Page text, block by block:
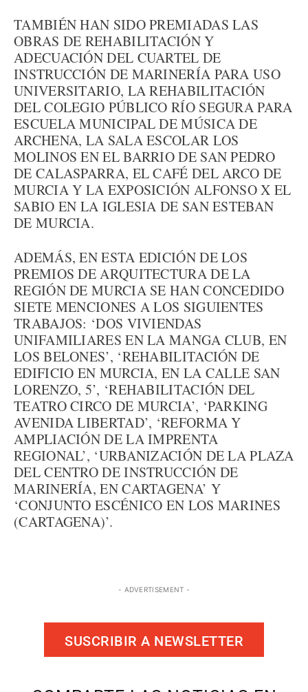
TAMBIÉN HAN SIDO PREMIADAS LAS
OBRAS DE REHABILITACIÓN Y
ADECUACIÓN DEL CUARTEL DE
INSTRUCCIÓN DE MARINERÍA PARA USO
UNIVERSITARIO, LA REHABILITACIÓN
DEL COLEGIO PÚBLICO RÍO SEGURA PARA
ESCUELA MUNICIPAL DE MÚSICA DE
ARCHENA, LA SALA ESCOLAR LOS
MOLINOS EN EL BARRIO DE SAN PEDRO
DE CALASPARRA, EL CAFÉ DEL ARCO DE
MURCIA Y LA EXPOSICIÓN ALFONSO X EL
SABIO EN LA IGLESIA DE SAN ESTEBAN
DE MURCIA.
ADEMÁS, EN ESTA EDICIÓN DE LOS
PREMIOS DE ARQUITECTURA DE LA
REGIÓN DE MURCIA SE HAN CONCEDIDO
SIETE MENCIONES A LOS SIGUIENTES
TRABAJOS: ‘DOS VIVIENDAS
UNIFAMILIARES EN LA MANGA CLUB, EN
LOS BELONES’, ‘REHABILITACIÓN DE
EDIFICIO EN MURCIA, EN LA CALLE SAN
LORENZO, 5’, ‘REHABILITACIÓN DEL
TEATRO CIRCO DE MURCIA’, ‘PARKING
AVENIDA LIBERTAD’, ‘REFORMA Y
AMPLIACIÓN DE LA IMPRENTA
REGIONAL’, ‘URBANIZACIÓN DE LA PLAZA
DEL CENTRO DE INSTRUCCIÓN DE
MARINERÍA, EN CARTAGENA’ Y
‘CONJUNTO ESCÉNICO EN LOS MARINES
(CARTAGENA)’.
- ADVERTISEMENT -
SUSCRIBIR A NEWSLETTER